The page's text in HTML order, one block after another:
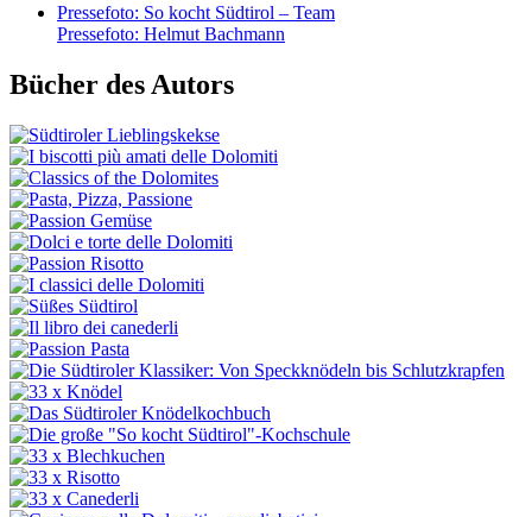
Pressefoto: So kocht Südtirol – Team
Pressefoto: Helmut Bachmann
Bücher des Autors